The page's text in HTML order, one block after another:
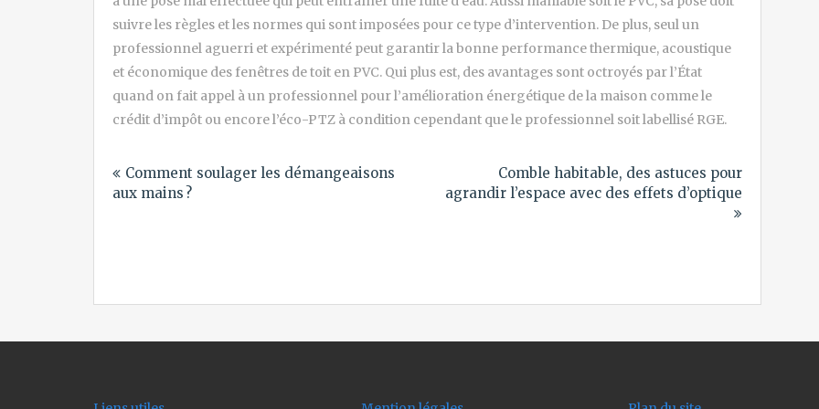
suivre les règles et les normes qui sont imposées pour ce type d’intervention. De plus, seul un
professionnel aguerri et expérimenté peut garantir la bonne performance thermique, acoustique
et économique des fenêtres de toit en PVC. Qui plus est, des avantages sont octroyés par l’État
quand on fait appel à un professionnel pour l’amélioration énergétique de la maison comme le
crédit d’impôt ou encore l’éco-PTZ à condition cependant que le professionnel soit labellisé RGE.
deComment soulager les démangeaisons
aux mains ?
Comble habitable, des astuces pour
agrandir l’espace avec des effets d’optique